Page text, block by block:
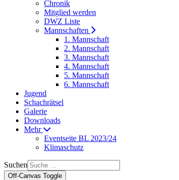
Chronik
Mitglied werden
DWZ Liste
Mannschaften
1. Mannschaft
2. Mannschaft
3. Mannschaft
4. Mannschaft
5. Mannschaft
6. Mannschaft
Jugend
Schachrätsel
Galerie
Downloads
Mehr
Eventseite BL 2023/24
Klimaschutz
Suchen
Off-Canvas Toggle